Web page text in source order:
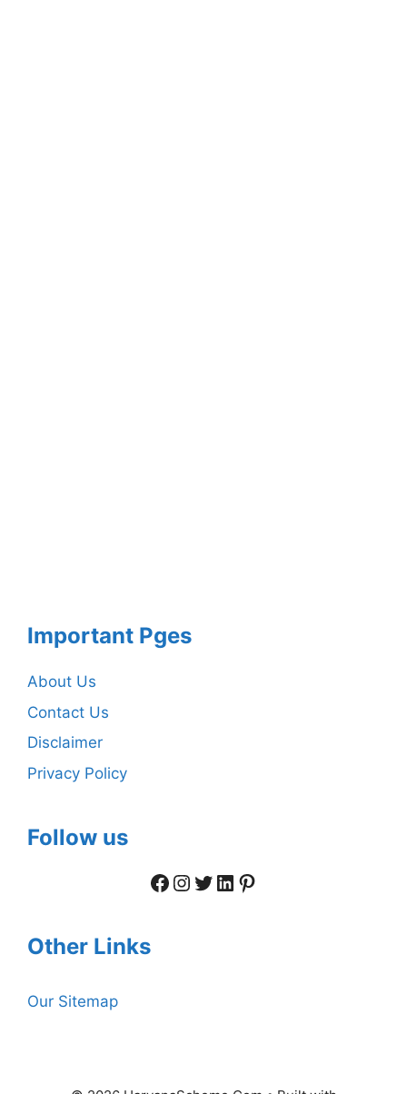
Important Pges
About Us
Contact Us
Disclaimer
Privacy Policy
Follow us
Facebook
Instagram
Twitter
LinkedIn
Pinterest
Other Links
Our Sitemap